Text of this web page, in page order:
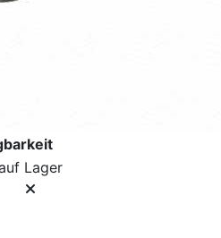
Lager